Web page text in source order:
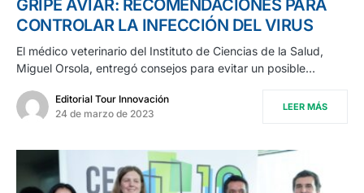
GRIPE AVIAR: RECOMENDACIONES PARA
CONTROLAR LA INFECCIÓN DEL VIRUS
El médico veterinario del Instituto de Ciencias de la Salud,
Miguel Orsola, entregó consejos para evitar un posible…
Editorial Tour Innovación
24 de marzo de 2023
LEER MÁS